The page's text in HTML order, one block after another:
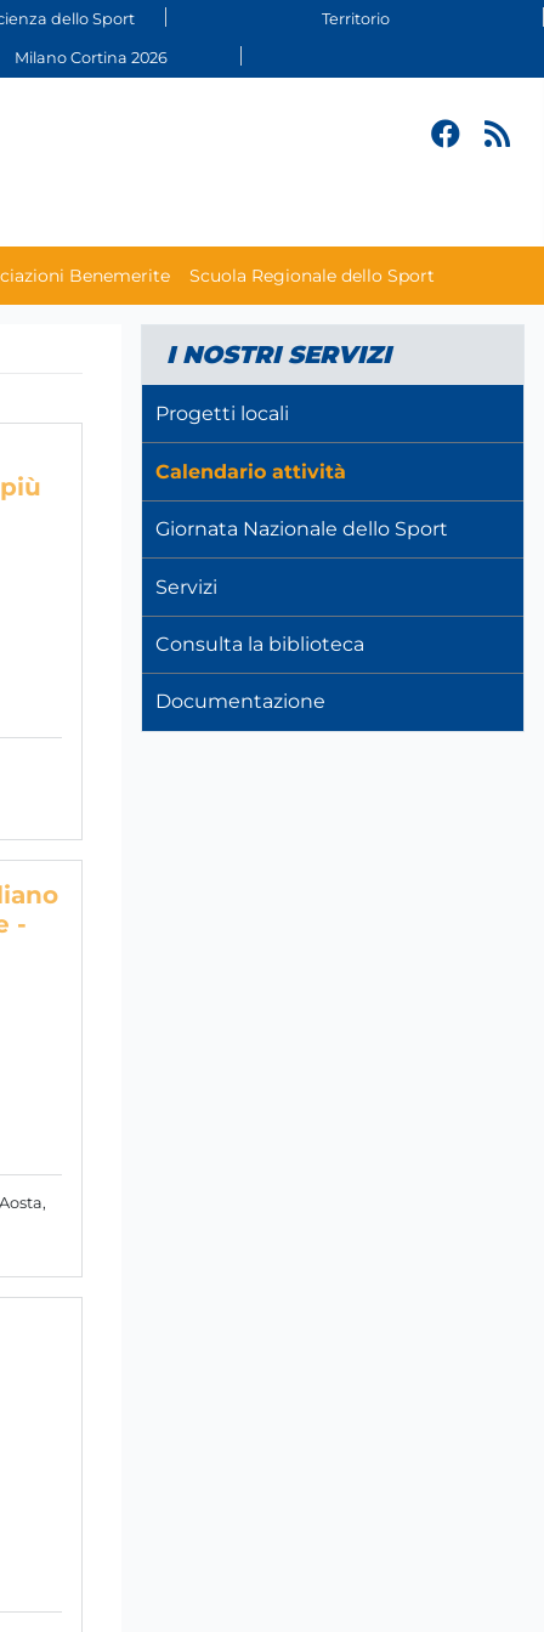
dello Sport Territorio
Milano Cortina 2026
Benemerite Scuola Regionale dello Sport
-
I NOSTRI SERVIZI
Progetti locali
Calendario attività
Giornata Nazionale dello Sport
Servizi
Consulta la biblioteca
Documentazione